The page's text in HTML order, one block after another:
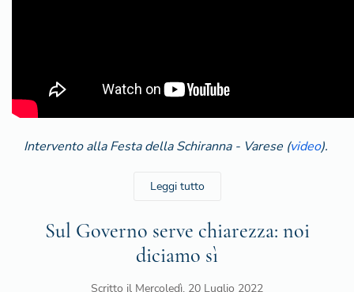
Intervento alla Festa della Schiranna - Varese (video).
Leggi tutto
Sul Governo serve chiarezza: noi
diciamo sì
Scritto il Mercoledì, 20 Luglio 2022